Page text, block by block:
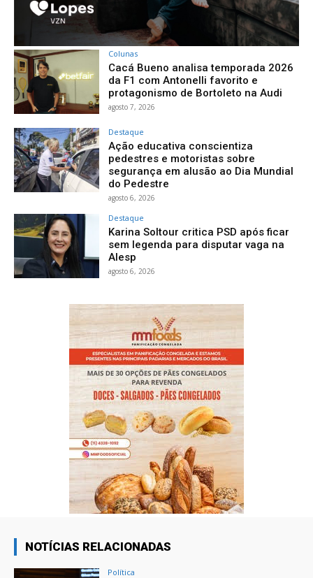
Colunas
Cacá Bueno analisa temporada 2026
da F1 com Antonelli favorito e
protagonismo de Bortoleto na Audi
agosto 7, 2026
Destaque
Ação educativa conscientiza
pedestres e motoristas sobre
segurança em alusão ao Dia Mundial
do Pedestre
agosto 6, 2026
Destaque
Karina Soltour critica PSD após ficar
sem legenda para disputar vaga na
Alesp
agosto 6, 2026
NOTÍCIAS RELACIONADAS
Política